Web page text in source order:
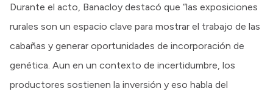
Durante el acto, Banacloy destacó que “las exposiciones
rurales son un espacio clave para mostrar el trabajo de las
cabañas y generar oportunidades de incorporación de
genética. Aun en un contexto de incertidumbre, los
productores sostienen la inversión y eso habla del